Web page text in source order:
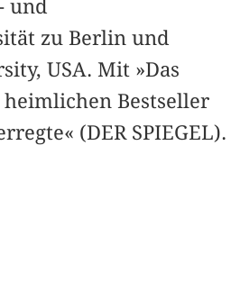
und
zu Berlin und
USA. Mit »Das
heimlichen Bestseller
(DER SPIEGEL).